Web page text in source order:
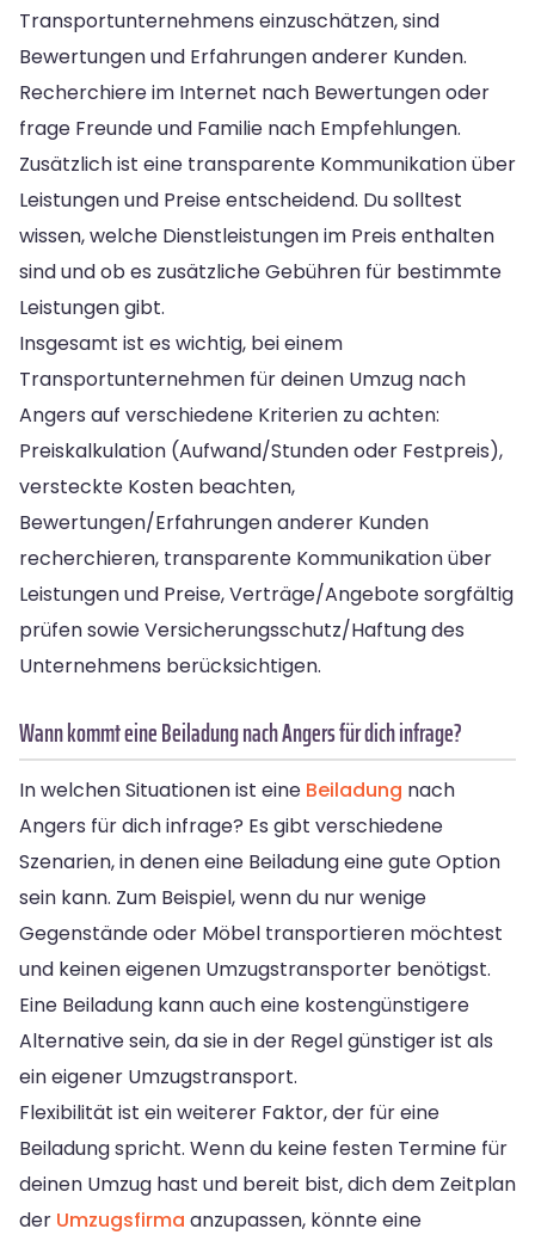
Transportunternehmens einzuschätzen, sind
Bewertungen und Erfahrungen anderer Kunden.
Recherchiere im Internet nach Bewertungen oder
frage Freunde und Familie nach Empfehlungen.
Zusätzlich ist eine transparente Kommunikation über
Leistungen und Preise entscheidend. Du solltest
wissen, welche Dienstleistungen im Preis enthalten
sind und ob es zusätzliche Gebühren für bestimmte
Leistungen gibt.
Insgesamt ist es wichtig, bei einem
Transportunternehmen für deinen Umzug nach
Angers auf verschiedene Kriterien zu achten:
Preiskalkulation (Aufwand/Stunden oder Festpreis),
versteckte Kosten beachten,
Bewertungen/Erfahrungen anderer Kunden
recherchieren, transparente Kommunikation über
Leistungen und Preise, Verträge/Angebote sorgfältig
prüfen sowie Versicherungsschutz/Haftung des
Unternehmens berücksichtigen.
Wann kommt eine Beiladung nach Angers für dich infrage?
In welchen Situationen ist eine Beiladung nach
Angers für dich infrage? Es gibt verschiedene
Szenarien, in denen eine Beiladung eine gute Option
sein kann. Zum Beispiel, wenn du nur wenige
Gegenstände oder Möbel transportieren möchtest
und keinen eigenen Umzugstransporter benötigst.
Eine Beiladung kann auch eine kostengünstigere
Alternative sein, da sie in der Regel günstiger ist als
ein eigener Umzugstransport.
Flexibilität ist ein weiterer Faktor, der für eine
Beiladung spricht. Wenn du keine festen Termine für
deinen Umzug hast und bereit bist, dich dem Zeitplan
der Umzugsfirma anzupassen, könnte eine